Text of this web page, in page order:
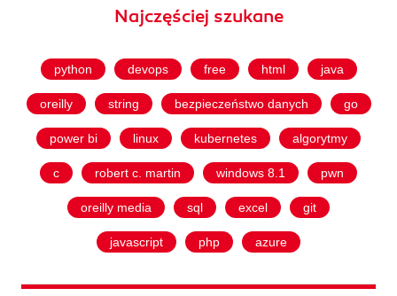
Najczęściej szukane
python devops free html java
oreilly string bezpieczeństwo danych go
power bi linux kubernetes algorytmy
c robert c. martin windows 8.1 pwn
oreilly media sql excel git
javascript php azure